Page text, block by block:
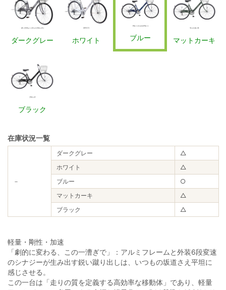
ダークグレー ホワイト ブルー マットカーキ
ブラック
在庫状況一覧
－
ダークグレー
△
ホワイト
△
ブルー
○
マットカーキ
△
ブラック
△
軽量・剛性・加速
「劇的に変わる、この一漕ぎで」：アルミフレームと外装6段変速
のシナジーが生み出す鋭い蹴り出しは、いつもの坂道さえ平坦に
感じさせる。
この一台は「走りの質を定義する高効率な移動体」であり、軽量